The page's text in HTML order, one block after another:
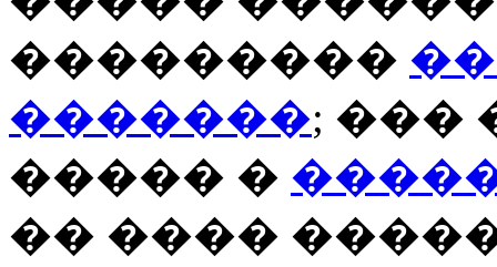
���������
�������; ���
����� �
�� ����